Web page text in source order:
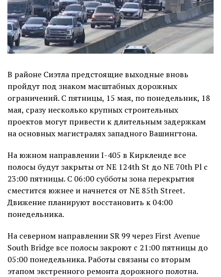
В районе Сиэтла предстоящие выходные вновь
пройдут под знаком масштабных дорожных
ограничений. С пятницы, 15 мая, по понедельник, 18
мая, сразу несколько крупных строительных
проектов могут привести к длительным задержкам
на основных магистралях западного Вашингтона.
На южном направлении I-405 в Киркленде все
полосы будут закрыты от NE 124th St до NE 70th Pl с
23:00 пятницы. С 06:00 субботы зона перекрытия
сместится южнее и начнется от NE 85th Street.
Движение планируют восстановить к 04:00
понедельника.
На северном направлении SR 99 через First Avenue
South Bridge все полосы закроют с 21:00 пятницы до
05:00 понедельника. Работы связаны со вторым
этапом экстренного ремонта дорожного полотна.